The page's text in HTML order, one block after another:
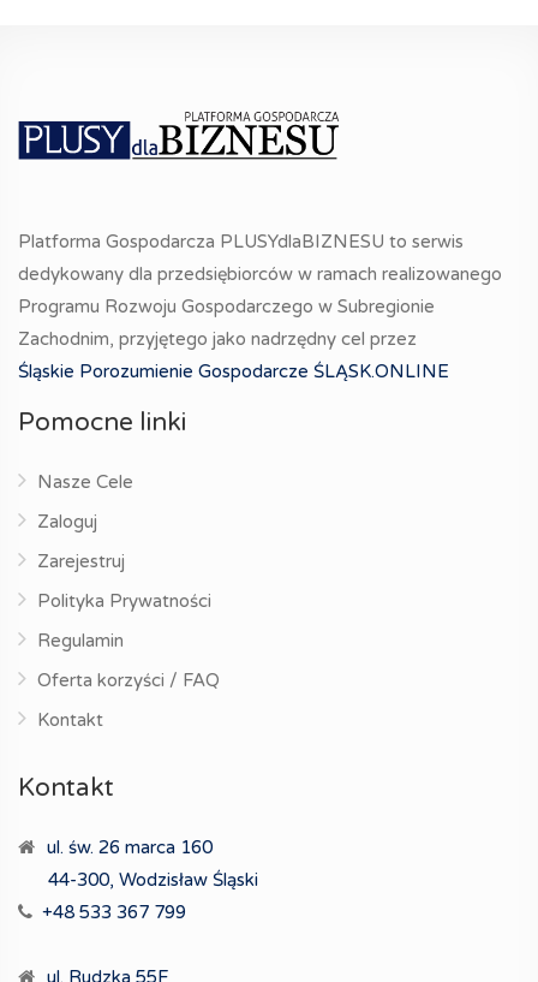
Platforma Gospodarcza PLUSYdlaBIZNESU to serwis
dedykowany dla przedsiębiorców w ramach realizowanego
Programu Rozwoju Gospodarczego w Subregionie
Zachodnim, przyjętego jako nadrzędny cel przez
Śląskie Porozumienie Gospodarcze ŚLĄSK.ONLINE
Pomocne linki
Nasze Cele
Zaloguj
Zarejestruj
Polityka Prywatności
Regulamin
Oferta korzyści / FAQ
Kontakt
Kontakt
ul. św. 26 marca 160
44-300, Wodzisław Śląski
+48 533 367 799
ul. Rudzka 55F